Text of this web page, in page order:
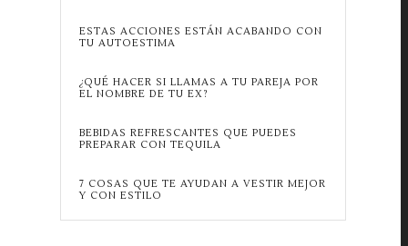
ESTAS ACCIONES ESTÁN ACABANDO CON
TU AUTOESTIMA
¿QUÉ HACER SI LLAMAS A TU PAREJA POR
EL NOMBRE DE TU EX?
BEBIDAS REFRESCANTES QUE PUEDES
PREPARAR CON TEQUILA
7 COSAS QUE TE AYUDAN A VESTIR MEJOR
Y CON ESTILO